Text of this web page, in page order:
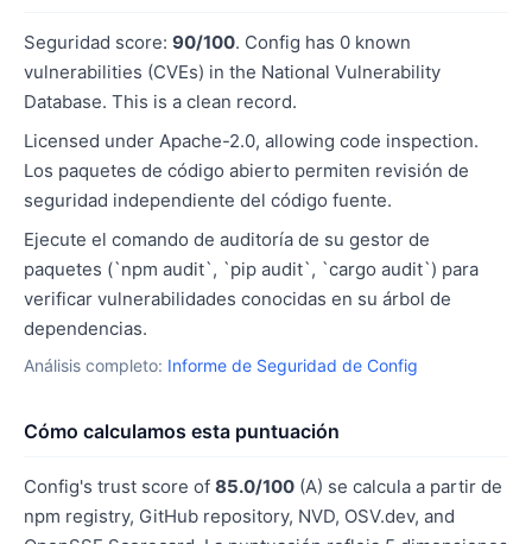
Seguridad score: 90/100. Config has 0 known
vulnerabilities (CVEs) in the National Vulnerability
Database. This is a clean record.
Licensed under Apache-2.0, allowing code inspection.
Los paquetes de código abierto permiten revisión de
seguridad independiente del código fuente.
Ejecute el comando de auditoría de su gestor de
paquetes (`npm audit`, `pip audit`, `cargo audit`) para
verificar vulnerabilidades conocidas en su árbol de
dependencias.
Análisis completo: Informe de Seguridad de Config
Cómo calculamos esta puntuación
Config's trust score of 85.0/100 (A) se calcula a partir de
npm registry, GitHub repository, NVD, OSV.dev, and